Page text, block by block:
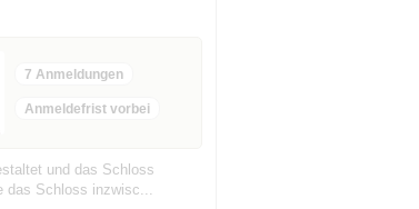
7 Anmeldungen
Anmeldefrist vorbei
und das Schloss
Schloss inzwisc...